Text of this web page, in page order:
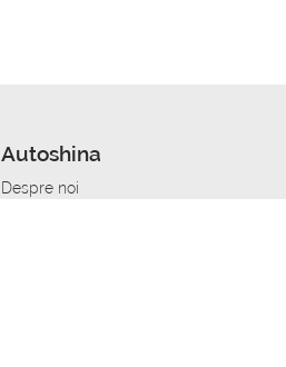
Autoshina
Despre noi